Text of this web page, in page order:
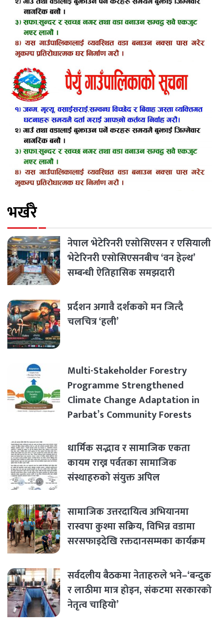
भर्खरै
नेपाल भेटेरिनरी एसोसिएसन र एसियाली
भेटेरिनरी एसोसिएसनबीच ‘वन हेल्थ’
सम्बन्धी ऐतिहासिक समझदारी
प्रर्दशन अगावै दर्शकको मन जित्दै
चलचित्र ‘हली’
Multi-Stakeholder Forestry
Programme Strengthened
Climate Change Adaptation in
Parbat’s Community Forests
धार्मिक सद्भाव र सामाजिक एकता
कायम राख्न पर्वतका सामाजिक
संस्थाहरुको संयुक्त अपिल
सामाजिक उत्तरदायित्व अभियानमा
रास्वपा कुश्मा सक्रिय, विभिन्न वडामा
सरसफाइदेखि रक्तदानसम्मका कार्यक्रम
सर्वदलीय बैठकमा नेताहरुले भने–‘बन्दुक
र लाठीमा मात्र होइन, संकटमा सरकारको
नेतृत्व चाहियो’